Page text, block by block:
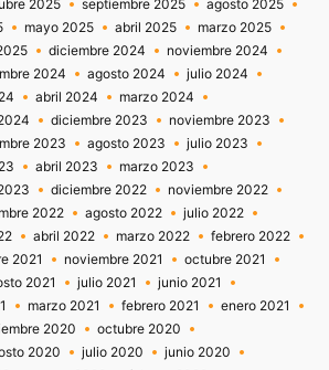
2025 septiembre 2025
agosto 2025
mayo 2025 abril 2025
marzo 2025
diciembre 2024
noviembre 2024
2024 agosto 2024
julio 2024
abril 2024
marzo 2024
diciembre 2023
noviembre 2023
2023 agosto 2023
julio 2023
abril 2023
marzo 2023
diciembre 2022
noviembre 2022
2022 agosto 2022
julio 2022
abril 2022 marzo 2022
febrero 2022
2021 noviembre 2021
octubre 2021
2021 julio 2021
junio 2021
marzo 2021 febrero 2021
enero 2021
2020
octubre 2020
2020 julio 2020
junio 2020